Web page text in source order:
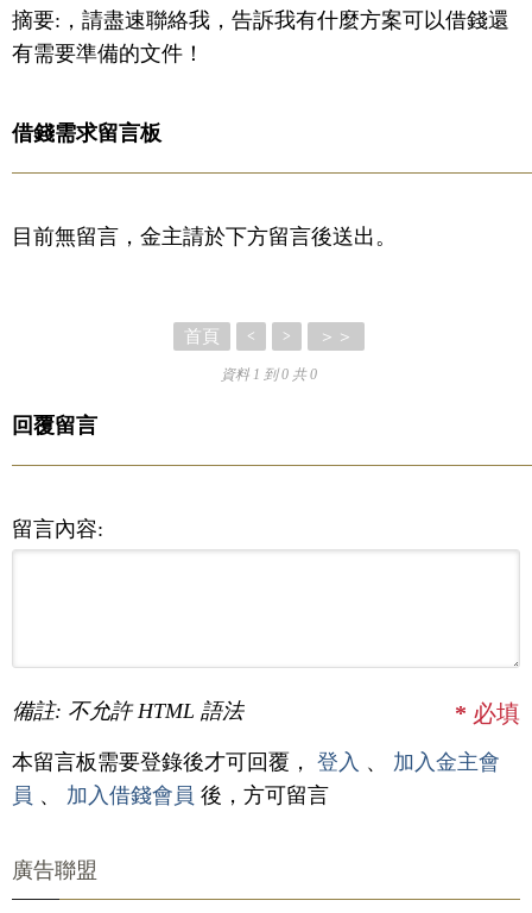
摘要:，請盡速聯絡我，告訴我有什麼方案可以借錢還
有需要準備的文件！
借錢需求留言板
目前無留言，金主請於下方留言後送出。
首頁 < > ＞＞
資料 1 到 0 共 0
回覆留言
留言內容:
備註: 不允許 HTML 語法 * 必填
本留言板需要登錄後才可回覆， 登入 、 加入金主會
員 、 加入借錢會員 後，方可留言
廣告聯盟